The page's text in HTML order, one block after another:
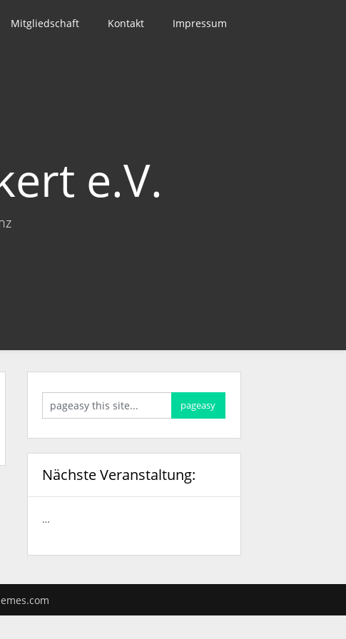
Mitgliedschaft Kontakt Impressum
e.V.
Nächste Veranstaltung:
…